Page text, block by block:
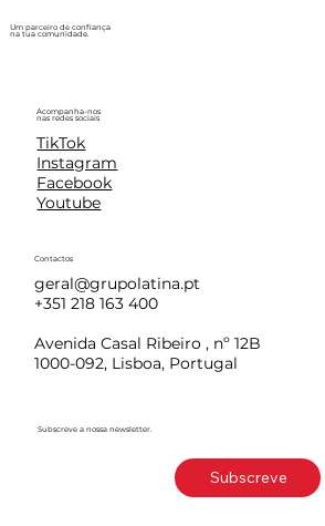
Um parceiro de confiança
na tua comunidade.
Acompanha-nos
nas redes sociais
TikTok
Instagram
Facebook
Youtube
Contactos
geral@grupolatina.pt
+351 218 163 400
Avenida Casal Ribeiro , nº 12B
1000-092, Lisboa, Portugal
Subscreve a nossa newsletter.
Subscreve